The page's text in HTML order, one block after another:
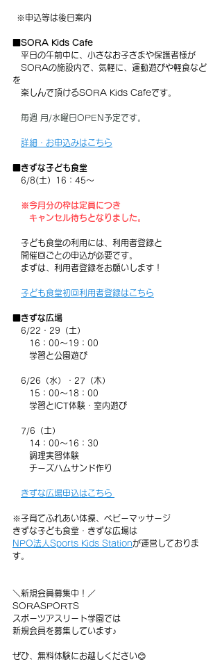
※申込等は後日案内
SORA Kids Cafe
平日の午前中に、小さなお子さまや保護者様が
SORAの施設内で、気軽に、運動遊びや軽食など
を
楽しんで頂けるSORA Kids Cafeです。
毎週 月/水曜日OPEN予定です。
詳細・お申込みはこちら
■きずな子ども食堂
6/8(土）16：45～
※今月分の枠は定員につき
キャンセル待ちとなりました。
子ども食堂の利用には、利用者登録と
開催回ごとの申込が必要です。
まずは、利用者登録をお願いします！
子ども食堂初回利用者登録はこちら
■きずな広場
6/22・29（土）
16：00～19：00
学習と公園遊び
6/26（水）・27（木）
15：00～18：00
学習とICT体験・室内遊び
7/6（土）
14：00～16：30
調理実習体験
チーズハムサンド作り
きずな広場申込はこちら
※子育てふれあい体操、ベビーマッサージ
きずな子ども食堂・きずな広場は
NPO法人Sports Kids Stationが運営しておりま
す。
＼新規会員募集中！／
SORASPORTS
スポーツアスリート学園では
新規会員を募集しています♪
ぜひ、無料体験にお越しください😊